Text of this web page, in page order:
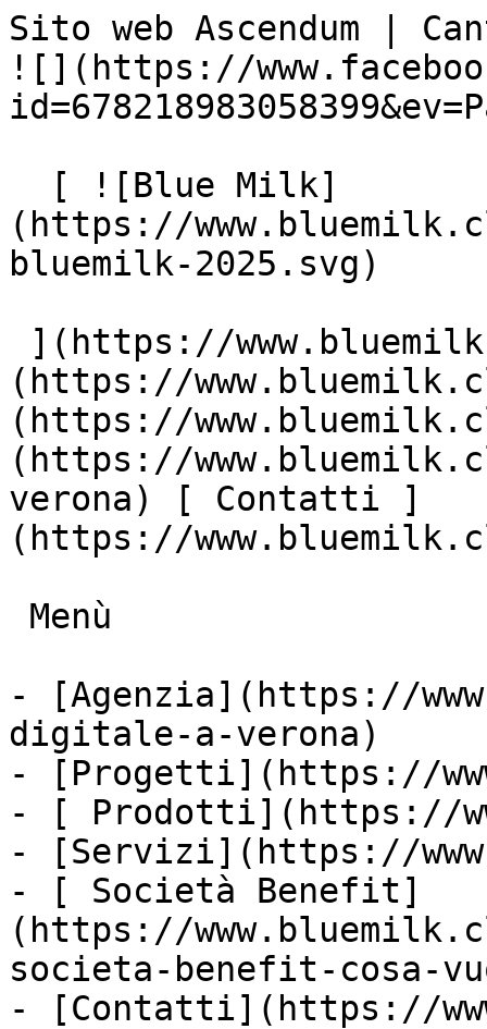
Sito web Ascendum |
![](https://
(https://
bluemilk-2025.svg)
(https://
(https://
(https://
verona) [ Contatti ]
(https://
- [Agenzia](https://
digitale-a-verona)
- [Progetti](https://
- [ Prodotti](https://
- [Servizi](https://
- [ Società Benefit]
(https://
societa-benefit-cosa-
- [Contatti](https://